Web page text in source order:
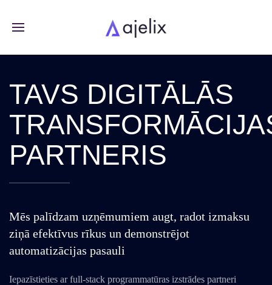
TAVS DIGITĀLĀS
PARTNERIS
Mēs palīdzam uzņēmumiem augt, radot izmaksu
ziņā efektīvus rīkus un demonstrējot
automatizācijas pasauli
Iepazīstieties ar full-stack programmatūras izstrādes partneri